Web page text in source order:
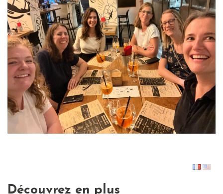
Découvrez en plus